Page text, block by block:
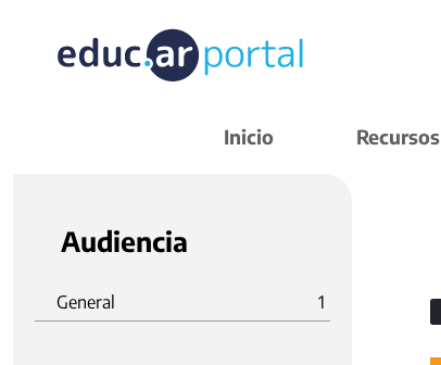
Inicio Recursos
Audiencia
General 1